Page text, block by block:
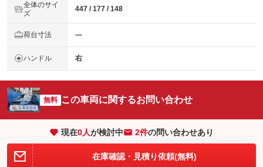
全体のサイ
ズ
447 / 177 / 148
荷台寸法 ―
ハンドル 右
無料 この車両に関するお問い合わせ
現在0人が検討中 2件の問い合わせあり
在庫確認・見積り依頼(無料)